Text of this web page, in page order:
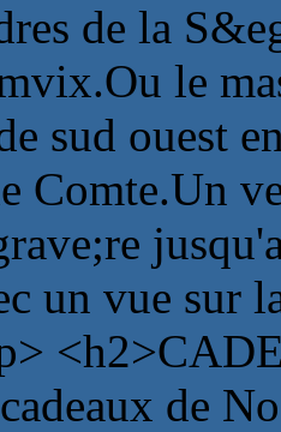
de la
le
sud ouest
Comte.Un
un vue sur
de